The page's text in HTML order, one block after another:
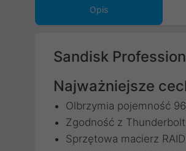
Opis
Sandisk
Najważniejsze
Olbrzymia pojemność
Zgodność z
Sprzętowa macierz